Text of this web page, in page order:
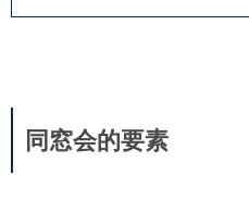
同窓会的要素